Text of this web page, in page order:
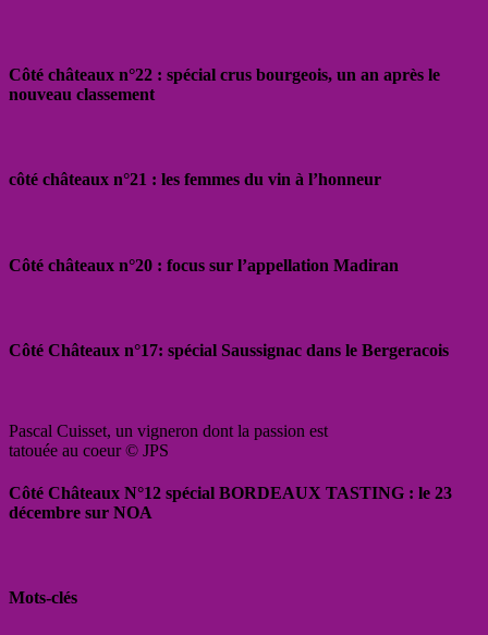
Côté châteaux n°22 : spécial crus bourgeois, un an après le
nouveau classement
côté châteaux n°21 : les femmes du vin à l’honneur
Côté châteaux n°20 : focus sur l’appellation Madiran
Côté Châteaux n°17: spécial Saussignac dans le Bergeracois
Pascal Cuisset, un vigneron dont la passion est
tatouée au coeur © JPS
Côté Châteaux N°12 spécial BORDEAUX TASTING : le 23
décembre sur NOA
Mots-clés